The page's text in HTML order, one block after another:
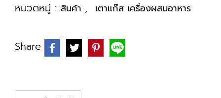
หมวดหมู่ : สินค้า , เตาแก๊ส เครื่องผสมอาหาร
Share